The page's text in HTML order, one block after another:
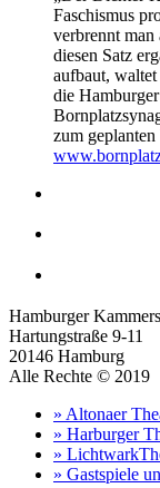
Faschismus
verbrennt man
diesen Satz
aufbaut,
die
zum
Hamburger
Hartungstraße 9-11
20146 Hamburg
Alle Rechte © 2019
» Altonaer
» Harburger
»
» Gastspiele